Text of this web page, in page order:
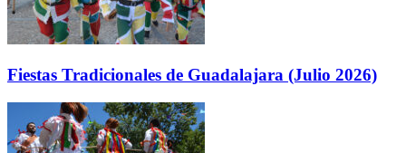
Fiestas Tradicionales de Guadalajara (Julio 2026)